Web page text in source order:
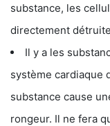
substance, les
directement
Il y a les
système cardiaque
substance cause
rongeur. Il ne fera